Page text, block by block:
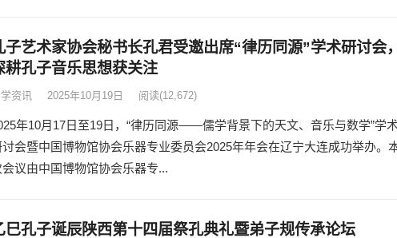
子艺术家协会秘书长孔君受邀出席“律历同源”学术研讨会
耕孔子音乐思想获关注
资讯 2025年10月19日 阅读(12,672)
年10月17日至19日，“律历同源——儒学背景下的天文、音乐与数学”学
讨会暨中国博物馆协会乐器专业委员会2025年年会在辽宁大连成功举办。
会议由中国博物馆协会乐器专...
巳孔子诞辰陕西第十四届祭孔典礼暨弟子规传承论坛